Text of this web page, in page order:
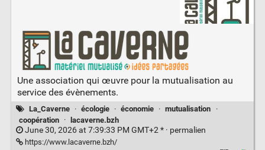
Une association qui œuvre pour la mutualisation au
service des évènements.
La_Caverne · écologie · économie · mutualisation
·
coopération
· lacaverne.bzh
June 30, 2026 at 7:39:33 PM GMT+2 * · permalien
https://www.lacaverne.bzh/